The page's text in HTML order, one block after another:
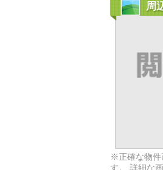
周
※正確な物件
す。 詳細な